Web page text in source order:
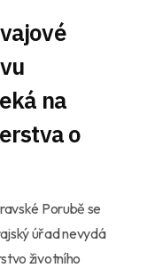
na
o
Porubě se
úřad nevydá
životního